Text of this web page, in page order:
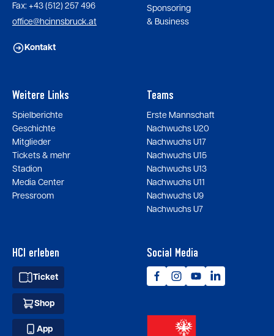
Fax: +43 (512) 257 496
office@hcinnsbruck.at
Kontakt
Sponsoring
& Business
Weitere Links
Spielberichte
Geschichte
Mitglieder
Tickets & mehr
Stadion
Media Center
Pressroom
Teams
Erste Mannschaft
Nachwuchs U20
Nachwuchs U17
Nachwuchs U15
Nachwuchs U13
Nachwuchs U11
Nachwuchs U9
Nachwuchs U7
HCI erleben
Ticket
Shop
App
Social Media